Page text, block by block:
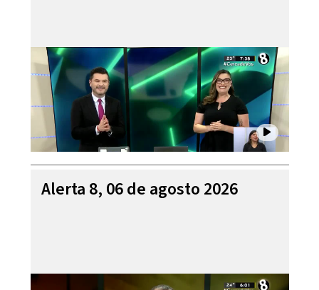
Alerta 8, 06 de agosto 2026